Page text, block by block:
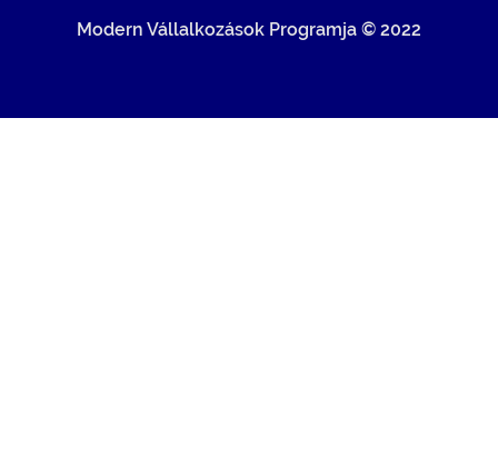
Modern Vállalkozások Programja © 2022